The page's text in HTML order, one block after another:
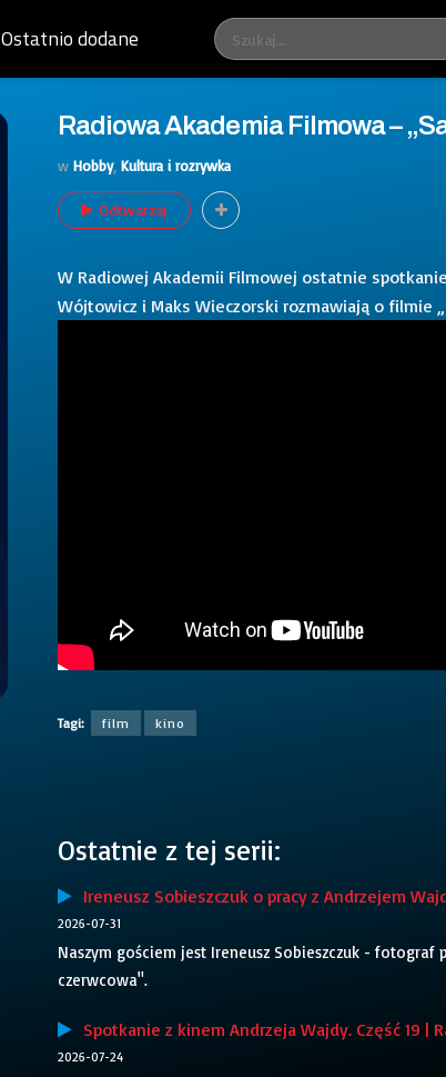
Ostatnio dodane
Radiowa Akademia Filmowa –
w Hobby, Kultura i rozrywka
Odtwarzaj
W Radiowej Akademii Filmowej ostatnie
Wójtowicz i Maks Wieczorski rozmawiają o filmie
Tagi: film kino
Ostatnie z tej serii:
Ireneusz Sobieszczuk o pracy z Andrzejem
2026-07-31
Naszym gościem jest Ireneusz Sobieszczuk -
czerwcowa".
Spotkanie z kinem Andrzeja Wajdy. Część 19 |
2026-07-24